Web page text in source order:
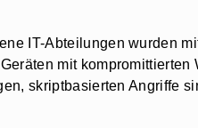
IT-Abteilungen wurden
mit kompromittierten
skriptbasierten Angriffe